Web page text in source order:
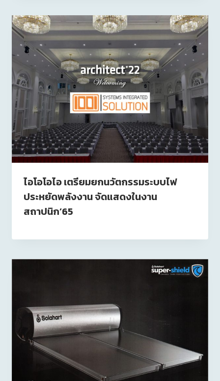
ไอโอโอไอ เตรียมยกนวัตกรรมระบบไฟ
ประหยัดพลังงาน จัดแสดงในงาน
สถาปนิก’65